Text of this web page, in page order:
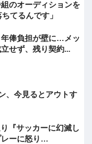
のオーディションを
てるんです」
俸負担が壁に…メッ
せず、残り契約...
、今見るとアウトす
『サッカーに幻滅し
レーに怒り…